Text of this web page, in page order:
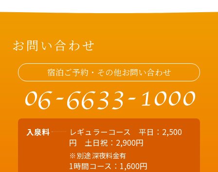
お問い合わせ
宿泊ご予約・その他お問い合わせ
06-6633-1000
入泉料
レギュラーコース 平日：2,500
円 土日祝：2,900円
別途 深夜料金有
1時間コース：1,600円